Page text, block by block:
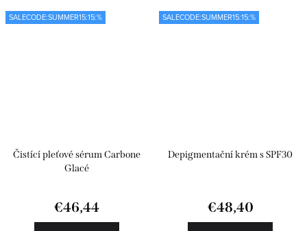
SALECODE:SUMMER15:15:%
Čistící pleťové sérum Carbone
Glacé
€46,44
SALECODE:SUMMER15:15:%
Depigmentační krém s SPF30
€48,40